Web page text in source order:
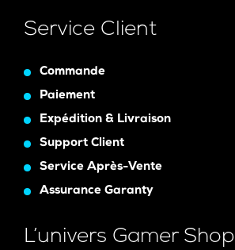
Service Client
Commande
Paiement
Expédition & Livraison
Support Client
Service Après-Vente
Assurance Garanty
L’univers Gamer Shop